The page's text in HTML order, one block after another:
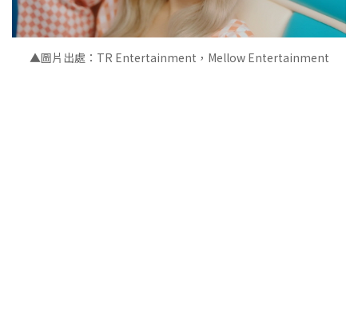
▲圖片出處：TR Entertainment，Mellow Entertainment